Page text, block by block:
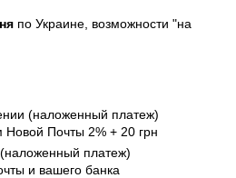
по Украине, возможности "на
(наложенный платеж)
Почты 2% + 20 грн
платеж)
и вашего банка